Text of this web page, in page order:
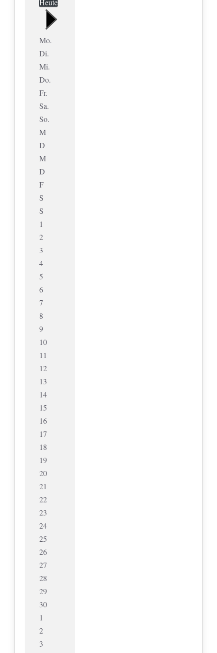
Heute
Mo.
Di.
Mi.
Do.
Fr.
Sa.
So.
M
D
M
D
F
S
S
1
2
3
4
5
6
7
8
9
10
11
12
13
14
15
16
17
18
19
20
21
22
23
24
25
26
27
28
29
30
1
2
3